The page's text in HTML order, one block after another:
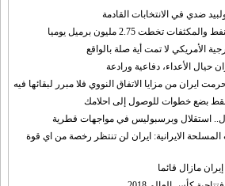
ضدي في الانتخابات القادمة
تخطت 2.75 مليون برميل يوميا
الأمريكي لا تمت أية صلة بالواقع
حيال الأعداء، دفاعية ورادعة
ايران من مزايا الاتفاق النووي فلا مبرر لبقائها فيه
فقط بضع خطوات للوصول إلى احلامك
استقلال وبرسبوليس في مواجهات قطرية
المسلحة الايرانية: ايران لن تنتظر رخصة من اي قوة
مازال قائما